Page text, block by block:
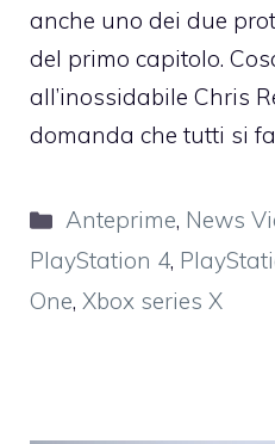
anche uno dei due
del primo capitolo.
all’inossidabile Chris
domanda che tutti si
Categorie
Anteprime, News
PlayStation 4,
One, Xbox series X